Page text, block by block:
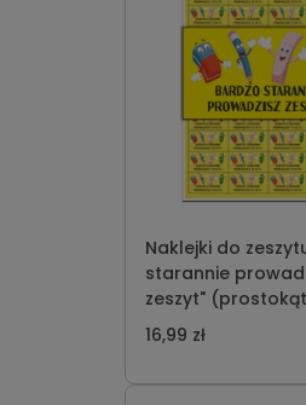
Naklejki do
starannie
zeszyt"
szt.)
16,99 zł